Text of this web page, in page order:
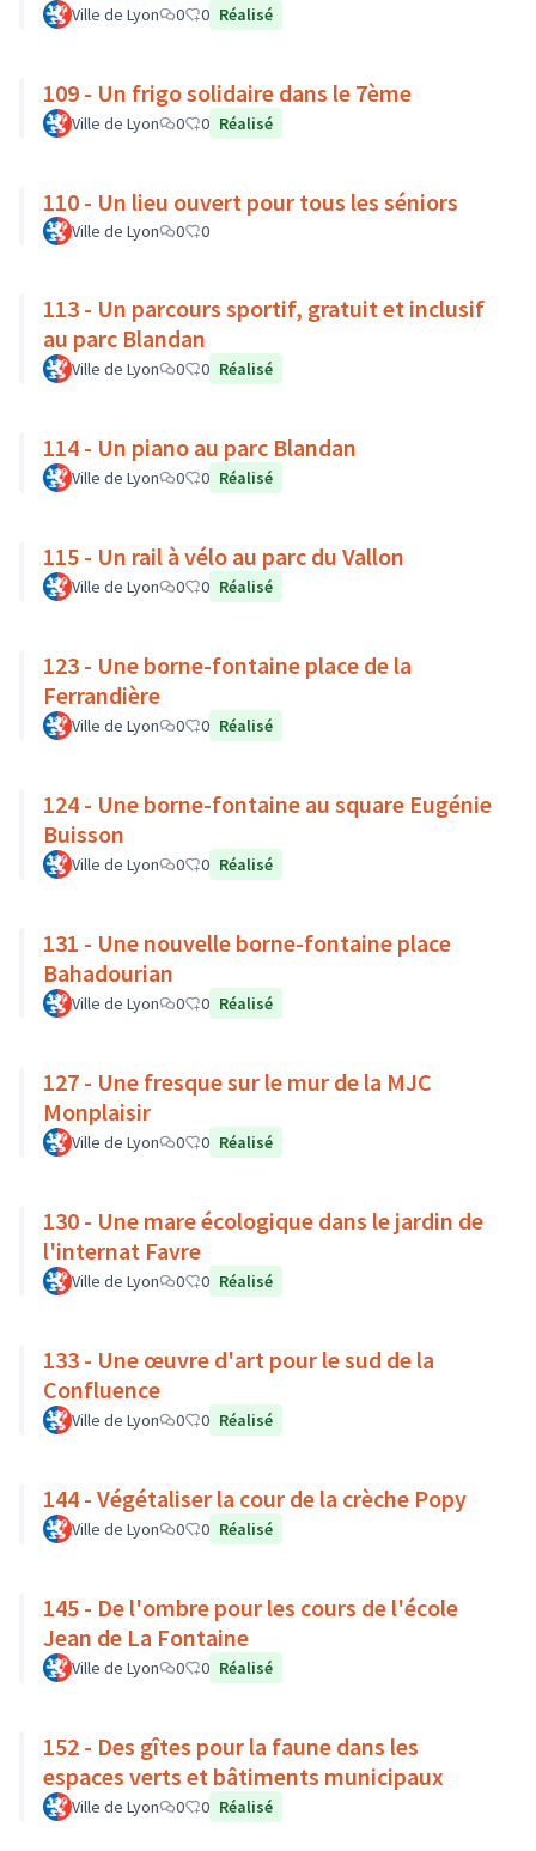
Ville de Lyon 0 0 Réalisé
109 - Un frigo solidaire dans le 7ème
Ville de Lyon 0 0 Réalisé
110 - Un lieu ouvert pour tous les séniors
Ville de Lyon 0 0
113 - Un parcours sportif, gratuit et inclusif
au parc Blandan
Ville de Lyon 0 0 Réalisé
114 - Un piano au parc Blandan
Ville de Lyon 0 0 Réalisé
115 - Un rail à vélo au parc du Vallon
Ville de Lyon 0 0 Réalisé
123 - Une borne-fontaine place de la
Ferrandière
Ville de Lyon 0 0 Réalisé
124 - Une borne-fontaine au square Eugénie
Buisson
Ville de Lyon 0 0 Réalisé
131 - Une nouvelle borne-fontaine place
Bahadourian
Ville de Lyon 0 0 Réalisé
127 - Une fresque sur le mur de la MJC
Monplaisir
Ville de Lyon 0 0 Réalisé
130 - Une mare écologique dans le jardin de
l'internat Favre
Ville de Lyon 0 0 Réalisé
133 - Une œuvre d'art pour le sud de la
Confluence
Ville de Lyon 0 0 Réalisé
144 - Végétaliser la cour de la crèche Popy
Ville de Lyon 0 0 Réalisé
145 - De l'ombre pour les cours de l'école
Jean de La Fontaine
Ville de Lyon 0 0 Réalisé
152 - Des gîtes pour la faune dans les
espaces verts et bâtiments municipaux
Ville de Lyon 0 0 Réalisé